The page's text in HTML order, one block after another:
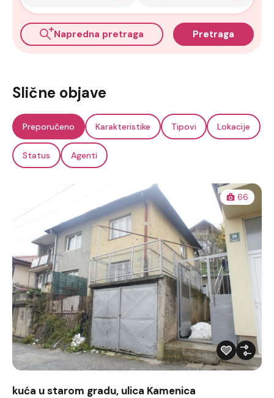
Napredna pretraga Pretraga
Slične objave
Preporučeno Karakteristike Tipovi Lokacije
Status Agenti
66
kuća u starom gradu, ulica Kamenica